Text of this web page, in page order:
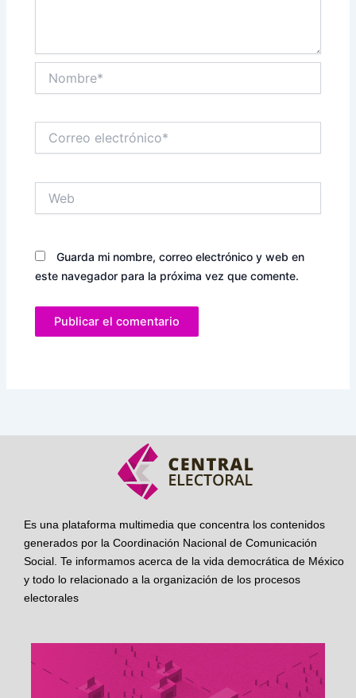
electrónico*
Guarda mi nombre, correo electrónico y web en
este navegador para la próxima vez que comente.
Es una plataforma multimedia que concentra los contenidos
generados por la Coordinación Nacional de Comunicación
Social. Te informamos acerca de la vida democrática de México
y todo lo relacionado a la organización de los procesos
electorales